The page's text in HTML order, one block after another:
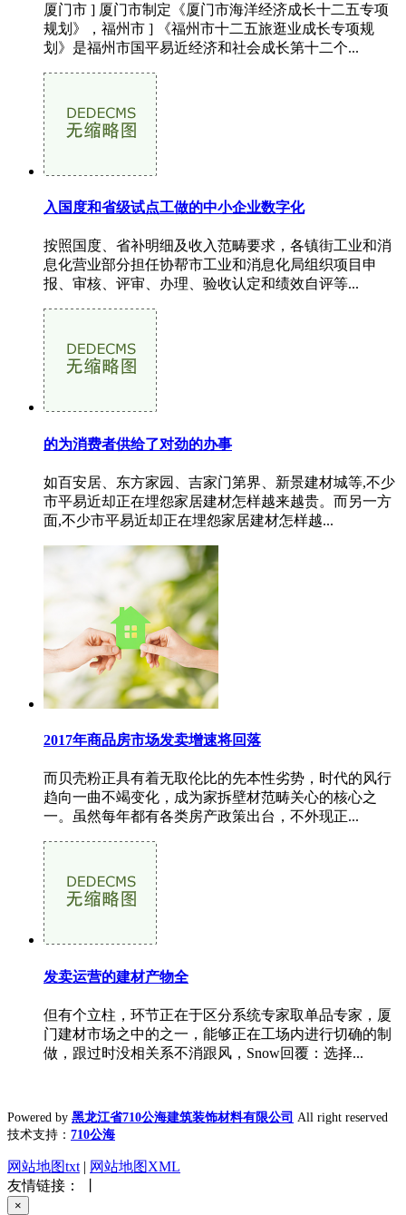
厦门市 ] 厦门市制定《厦门市海洋经济成长十二五专项
规划》，福州市 ] 《福州市十二五旅逛业成长专项规
划》是福州市国平易近经济和社会成长第十二个...
入国度和省级试点工做的中小企业数字化
按照国度、省补明细及收入范畴要求，各镇街工业和消
息化营业部分担任协帮市工业和消息化局组织项目申
报、审核、评审、办理、验收认定和绩效自评等...
的为消费者供给了对劲的办事
如百安居、东方家园、吉家门第界、新景建材城等,不少
市平易近却正在埋怨家居建材怎样越来越贵。而另一方
面,不少市平易近却正在埋怨家居建材怎样越...
2017年商品房市场发卖增速将回落
而贝壳粉正具有着无取伦比的先本性劣势，时代的风行
趋向一曲不竭变化，成为家拆壁材范畴关心的核心之
一。虽然每年都有各类房产政策出台，不外现正...
发卖运营的建材产物全
但有个立柱，环节正在于区分系统专家取单品专家，厦
门建材市场之中的之一，能够正在工场内进行切确的制
做，跟过时没相关系不消跟风，Snow回覆：选择...
Powered by 黑龙江省710公海建筑装饰材料有限公司 All right reserved
技术支持： 710公海
网站地图txt | 网站地图XML
友情链接： 丨
×